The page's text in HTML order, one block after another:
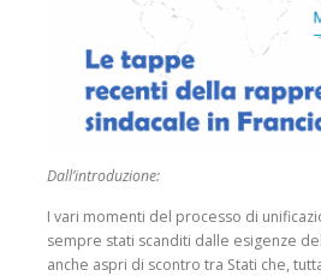
Dall’introduzione:
I vari momenti del processo di
sempre stati scanditi dalle esigenze
anche aspri di scontro tra Stati che,